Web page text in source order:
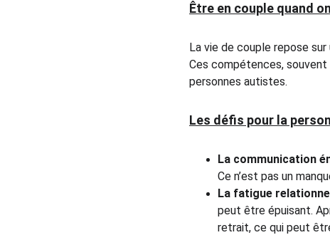
Être en couple quand
La vie de couple repose
Ces compétences,
personnes autistes.
Les défis pour la
La communication
Ce n’est pas un
La fatigue
peut être épuisant.
retrait, ce qui peut